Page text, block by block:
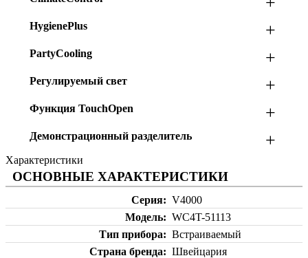
HygienePlus +
PartyCooling +
Регулируемый свет +
Функция TouchOpen +
Демонстрационный разделитель +
Характеристики
ОСНОВНЫЕ ХАРАКТЕРИСТИКИ
Серия
V4000
Модель
WC4T-51113
Тип прибора
Встраиваемый
Страна бренда
Швейцария